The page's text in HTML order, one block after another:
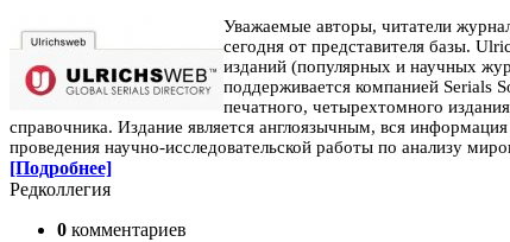
Уважаемые авторы, читатели
сегодня от представителя базы.
изданий (популярных и научных
поддерживается компанией Serials
печатного, четырехтомного
справочника. Издание является англоязычным, вся
проведения научно-исследовательской работы по анализу
[Подробнее]
Редколлегия
0 комментариев